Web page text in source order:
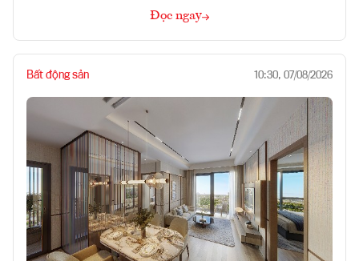
Đọc ngay
Bất động sản 10:30, 07/08/2026